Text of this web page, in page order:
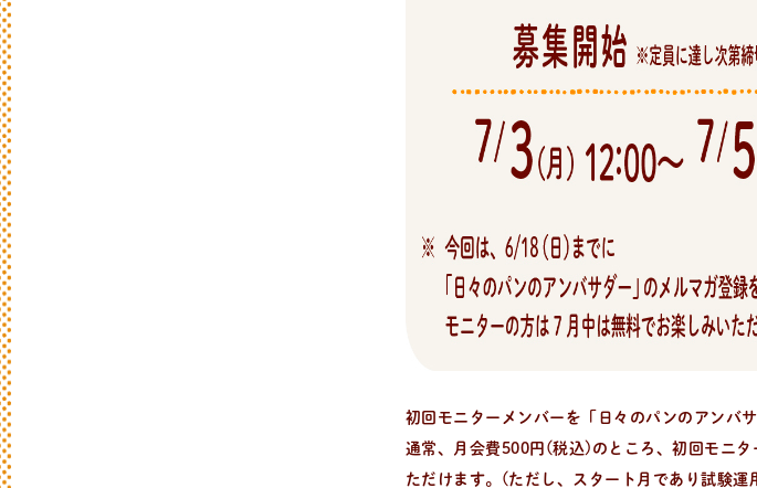
初回モニターメンバーを「日々のパンのアンバ
通常、月会費500円(税込)のところ、初回モニ
ただけます。(ただし、スタート月であり試験